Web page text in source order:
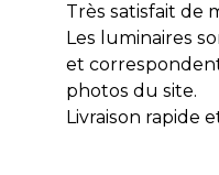
Très satisfait de
Les luminaires
et
photos du site.
Livraison rapide